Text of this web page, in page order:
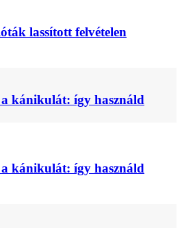
lassított felvételen
kánikulát: így használd
kánikulát: így használd